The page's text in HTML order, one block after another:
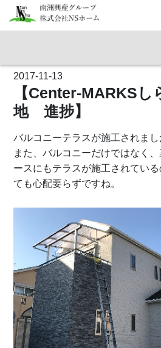
2017-11-13
【Center-MARKS
地 進捗】
バルコニーテラスが施工されまし
また、バルコニーだけではなく
ースにもテラスが施工されてい
ても心配要らずですね。